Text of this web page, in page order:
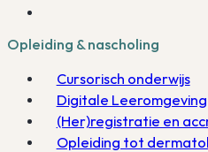
Opleiding & nascholing
Cursorisch onderwijs
Digitale Leeromgeving
(Her)registratie en
Opleiding tot